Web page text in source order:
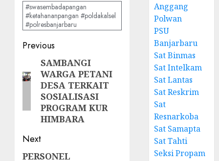
#swasembadapangan
#ketahananpangan #poldakalsel
#polresbanjarbaru
Previous
SAMBANGI
WARGA PETANI
DESA TERKAIT
SOSIALISASI
PROGRAM KUR
HIMBARA
Next
PERSONEL
Anggang
Polwan
PSU
Banjarbaru
Sat Binmas
Sat Intelkam
Sat Lantas
Sat Reskrim
Sat
Resnarkoba
Sat Samapta
Sat Tahti
Seksi Propam